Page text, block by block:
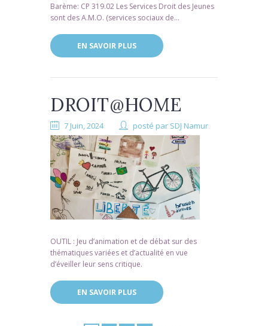
Barème: CP 319.02 Les Services Droit des Jeunes
sont des A.M.O. (services sociaux de...
EN SAVOIR PLUS
DROIT@HOME
7 Juin, 2024 posté par SDJ Namur
OUTIL : Jeu d’animation et de débat sur des
thématiques variées et d’actualité en vue
d’éveiller leur sens critique.
EN SAVOIR PLUS